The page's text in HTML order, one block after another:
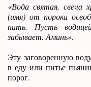
«Вода святая, свеча
(имя) от порока
пить. Пусть
забывает. Аминь».
Эту заговоренную
в еду или питье
порог.